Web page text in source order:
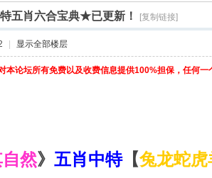
索
五肖六合宝典★已更新！ [复制链接]
显示全部楼层
本论坛所有免费以及收费信息提供100%担保，任何一
然》 五肖中特【兔龙蛇虎